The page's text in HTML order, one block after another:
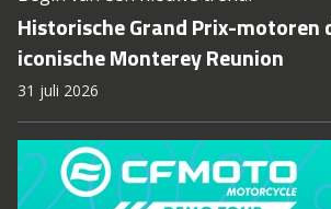
Historische Grand Prix-motoren
iconische Monterey Reunion
31 juli 2026